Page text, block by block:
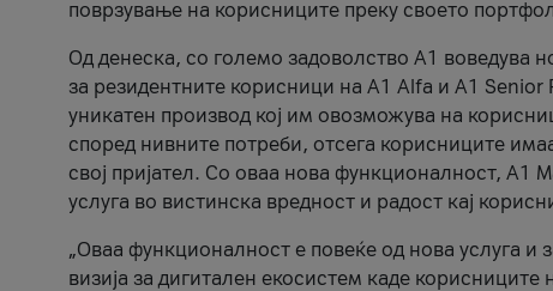
поврзување на корисниците преку своето
Од денеска, со големо задоволство А1 воведува
за резидентните корисници на А1 Alfa и A1
уникатен производ кој им овозможува на
според нивните потреби, отсега корисниците
свој пријател. Со оваа нова функционалност, А1
услуга во вистинска вредност и радост кај
„Оваа функционалност е повеќе од нова услуга и
визија за дигитален екосистем каде